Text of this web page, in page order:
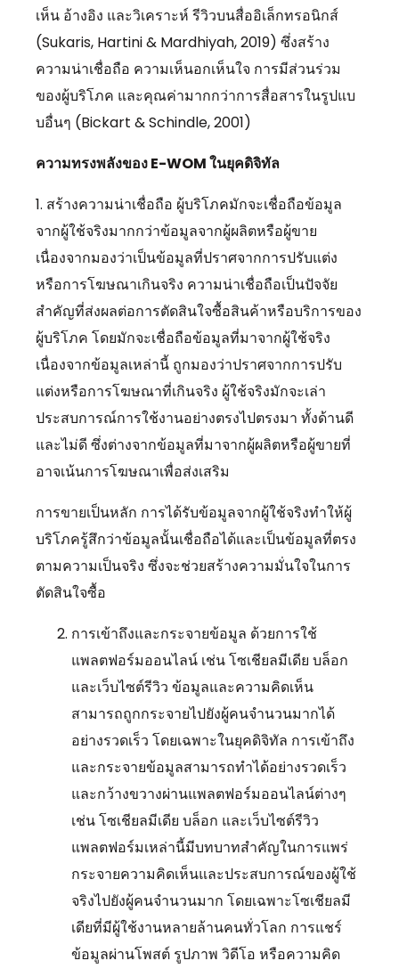
เห็น อ้างอิง และวิเคราะห์ รีวิวบนสื่ออิเล็กทรอนิกส์
(Sukaris, Hartini & Mardhiyah, 2019) ซึ่งสร้าง
ความน่าเชื่อถือ ความเห็นอกเห็นใจ การมีส่วนร่วม
ของผู้บริโภค และคุณค่ามากกว่าการสื่อสารในรูปแบ
บอื่นๆ (Bickart & Schindle, 2001)
ความทรงพลังของE-WOM ในยุคดิจิทัล
1. สร้างความน่าเชื่อถือ ผู้บริโภคมักจะเชื่อถือข้อมูล
จากผู้ใช้จริงมากกว่าข้อมูลจากผู้ผลิตหรือผู้ขาย
เนื่องจากมองว่าเป็นข้อมูลที่ปราศจากการปรับแต่ง
หรือการโฆษณาเกินจริง ความน่าเชื่อถือเป็นปัจจัย
สำคัญที่ส่งผลต่อการตัดสินใจซื้อสินค้าหรือบริการของ
ผู้บริโภค โดยมักจะเชื่อถือข้อมูลที่มาจากผู้ใช้จริง
เนื่องจากข้อมูลเหล่านี้ ถูกมองว่าปราศจากการปรับ
แต่งหรือการโฆษณาที่เกินจริง ผู้ใช้จริงมักจะเล่า
ประสบการณ์การใช้งานอย่างตรงไปตรงมา ทั้งด้านดี
และไม่ดี ซึ่งต่างจากข้อมูลที่มาจากผู้ผลิตหรือผู้ขายที่
อาจเน้นการโฆษณาเพื่อส่งเสริม
การขายเป็นหลัก การได้รับข้อมูลจากผู้ใช้จริงทำให้ผู้
บริโภครู้สึกว่าข้อมูลนั้นเชื่อถือได้และเป็นข้อมูลที่ตรง
ตามความเป็นจริง ซึ่งจะช่วยสร้างความมั่นใจในการ
ตัดสินใจซื้อ
การเข้าถึงและกระจายข้อมูล ด้วยการใช้
แพลตฟอร์มออนไลน์ เช่น โซเชียลมีเดีย บล็อก
และเว็บไซต์รีวิว ข้อมูลและความคิดเห็น
สามารถถูกกระจายไปยังผู้คนจำนวนมากได้
อย่างรวดเร็ว โดยเฉพาะในยุคดิจิทัล การเข้าถึง
และกระจายข้อมูลสามารถทำได้อย่างรวดเร็ว
และกว้างขวางผ่านแพลตฟอร์มออนไลน์ต่างๆ
เช่น โซเชียลมีเดีย บล็อก และเว็บไซต์รีวิว
แพลตฟอร์มเหล่านี้มีบทบาทสำคัญในการแพร่
กระจายความคิดเห็นและประสบการณ์ของผู้ใช้
จริงไปยังผู้คนจำนวนมาก โดยเฉพาะโซเชียลมี
เดียที่มีผู้ใช้งานหลายล้านคนทั่วโลก การแชร์
ข้อมูลผ่านโพสต์ รูปภาพ วิดีโอ หรือความคิด